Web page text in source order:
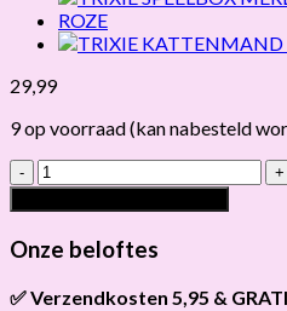
29,99
9 op voorraad (kan nabesteld
TRIXIE
KATTENMAND
SPEELBOX
LUCY
DRIEHOEKIG
Onze beloftes
✅ Verzendkosten 5,95 &